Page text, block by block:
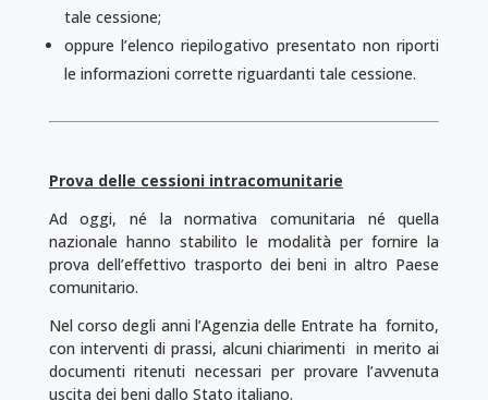
tale cessione;
oppure l’elenco riepilogativo presentato non riporti
le informazioni corrette riguardanti tale cessione.
Prova delle cessioni intracomunitarie
Ad oggi, né la normativa comunitaria né quella
nazionale hanno stabilito le modalità per fornire la
prova dell’effettivo trasporto dei beni in altro Paese
comunitario.
Nel corso degli anni l’Agenzia delle Entrate ha fornito,
con interventi di prassi, alcuni chiarimenti in merito ai
documenti ritenuti necessari per provare l’avvenuta
uscita dei beni dallo Stato italiano.